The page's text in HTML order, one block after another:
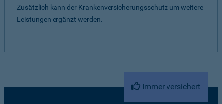
Zusätzlich kann der Krankenversicherungsschutz um weitere
Leistungen ergänzt werden.
Immer versichert